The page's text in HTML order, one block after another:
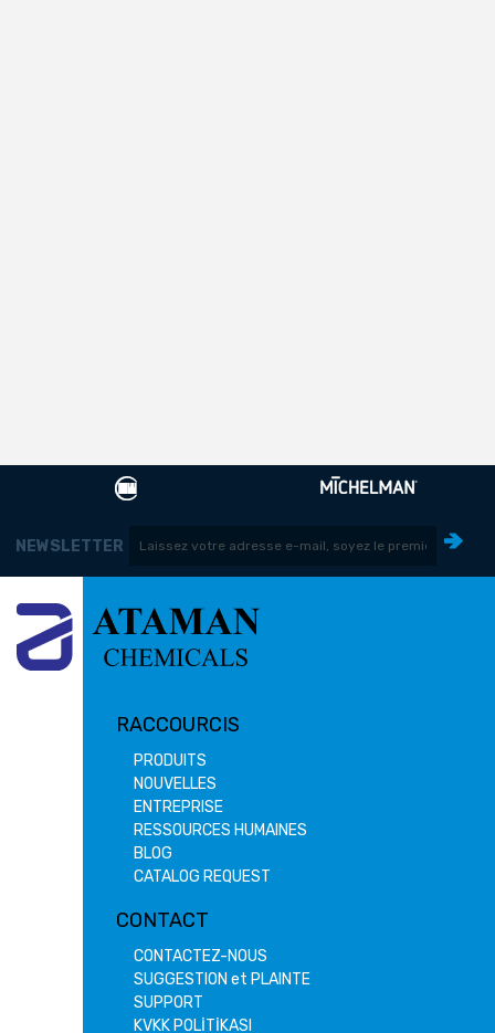
NEWSLETTER
RACCOURCIS
PRODUITS
NOUVELLES
ENTREPRISE
RESSOURCES HUMAINES
BLOG
CATALOG REQUEST
CONTACT
CONTACTEZ-NOUS
SUGGESTION et PLAINTE
SUPPORT
KVKK POLİTİKASI